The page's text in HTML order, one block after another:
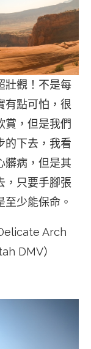
壯觀！不是每
有點可怕，很
賞，但是我們
的下去，我看
髒病，但是其
，只要手腳張
少能保命。
Arch
DMV）